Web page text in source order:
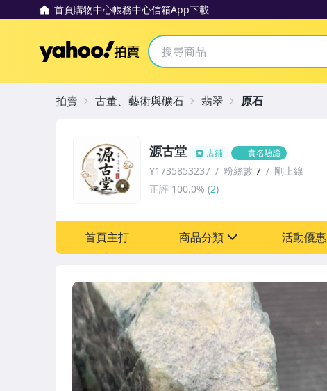
首頁購物中心帳務中心信箱App下載
Yahoo拍賣
源古堂 店鋪 實名驗證
Y1735853237 粉絲數 7
剛上線
正評 100.0% (2)
首頁主打 商品分類 活動優惠
[全店] 粉絲專享
拍賣 古董、藝術與礦石 翡翠 原石